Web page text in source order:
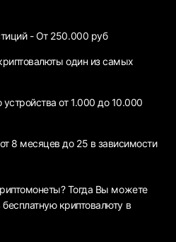
- От 250.000 руб
один из самых
от 1.000 до 10.000
8 месяцев до 25 в зависимости
Тогда Вы можете
криптовалюту в